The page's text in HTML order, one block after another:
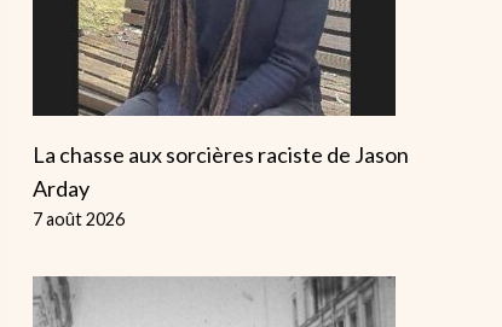
La chasse aux sorcières raciste de Jason
Arday
7 août 2026